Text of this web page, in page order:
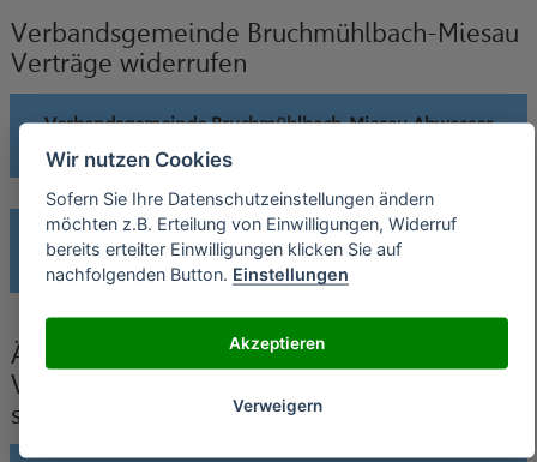
Verbandsgemeinde Bruchmühlbach-Miesau
Verträge widerrufen
Verbandsgemeinde Bruchmühlbach-Miesau Abwasser
Verbandsgemeinde Bruchmühlbach-Miesau Gas Vertrag
widerrufen
Änderung der Bankverbindung an
Verbandsgemeinde Bruchmühlbach-Miesau
senden
Wir nutzen Cookies
Sofern Sie Ihre Datenschutzeinstellungen ändern
möchten z.B. Erteilung von Einwilligungen, Widerruf
bereits erteilter Einwilligungen klicken Sie auf
nachfolgenden Button. Einstellungen
Akzeptieren
Verweigern